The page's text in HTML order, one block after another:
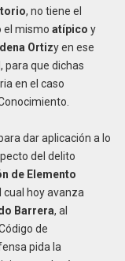
, no tiene el
el mismo atípico y
Ortizy en ese
para que dichas
en el caso
dar aplicación a lo
del delito
de Elemento
cual hoy avanza
Barrera, al
de
pida la